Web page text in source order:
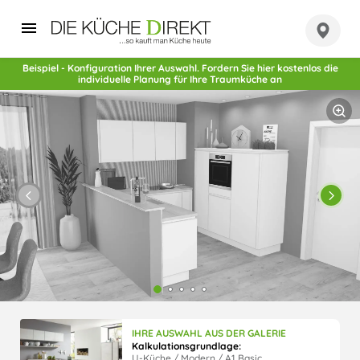
Beispiel - Konfiguration Ihrer Auswahl. Fordern Sie hier kostenlos die
individuelle Planung für Ihre Traumküche an
IHRE AUSWAHL AUS DER GALERIE
Kalkulationsgrundlage: